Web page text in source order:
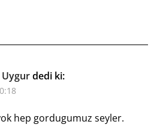
dedi ki:
hep gordugumuz seyler.